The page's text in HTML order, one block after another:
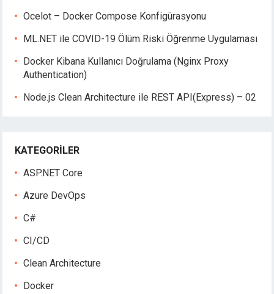
Ocelot – Docker Compose Konfigürasyonu
ML.NET ile COVID-19 Ölüm Riski Öğrenme Uygulaması
Docker Kibana Kullanıcı Doğrulama (Nginx Proxy
Authentication)
Node.js Clean Architecture ile REST API(Express) – 02
KATEGORILER
ASP.NET Core
Azure DevOps
C#
CI/CD
Clean Architecture
Docker